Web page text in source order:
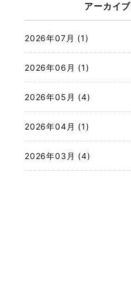
アーカイブ
2026年07月 (1)
2026年06月 (1)
2026年05月 (4)
2026年04月 (1)
2026年03月 (4)